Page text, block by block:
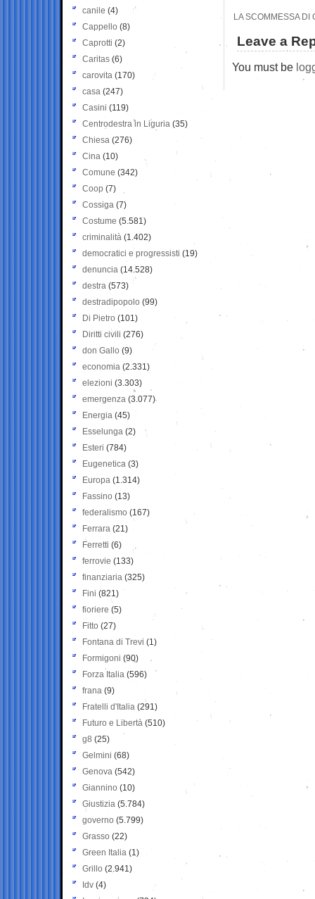
LA SCOMMESSA DI
Leave a
You must be
canile (4)
Cappello (8)
Caprotti (2)
Caritas (6)
carovita (170)
casa (247)
Casini (119)
Centrodestra in Liguria (35)
Chiesa (276)
Cina (10)
Comune (342)
Coop (7)
Cossiga (7)
Costume (5.581)
criminalità (1.402)
democratici e progressisti (19)
denuncia (14.528)
destra (573)
destradipopolo (99)
Di Pietro (101)
Diritti civili (276)
don Gallo (9)
economia (2.331)
elezioni (3.303)
emergenza (3.077)
Energia (45)
Esselunga (2)
Esteri (784)
Eugenetica (3)
Europa (1.314)
Fassino (13)
federalismo (167)
Ferrara (21)
Ferretti (6)
ferrovie (133)
finanziaria (325)
Fini (821)
fioriere (5)
Fitto (27)
Fontana di Trevi (1)
Formigoni (90)
Forza Italia (596)
frana (9)
Fratelli d'Italia (291)
Futuro e Libertà (510)
g8 (25)
Gelmini (68)
Genova (542)
Giannino (10)
Giustizia (5.784)
governo (5.799)
Grasso (22)
Green Italia (1)
Grillo (2.941)
Idv (4)